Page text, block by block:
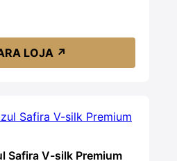
LOJA ↗
Safira V-silk Premium